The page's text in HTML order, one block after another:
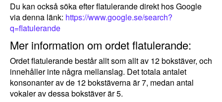
Du kan också söka efter flatulerande direkt hos Google
via denna länk: https://www.google.se/search?
q=flatulerande
Mer information om ordet flatulerande:
Ordet flatulerande består allt som allt av 12 bokstäver, och
innehåller inte några mellanslag. Det totala antalet
konsonanter av de 12 bokstäverna är 7, medan antal
vokaler av dessa bokstäver är 5.